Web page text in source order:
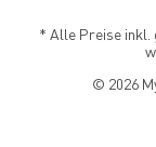
* Alle Preise inkl.
© 2026